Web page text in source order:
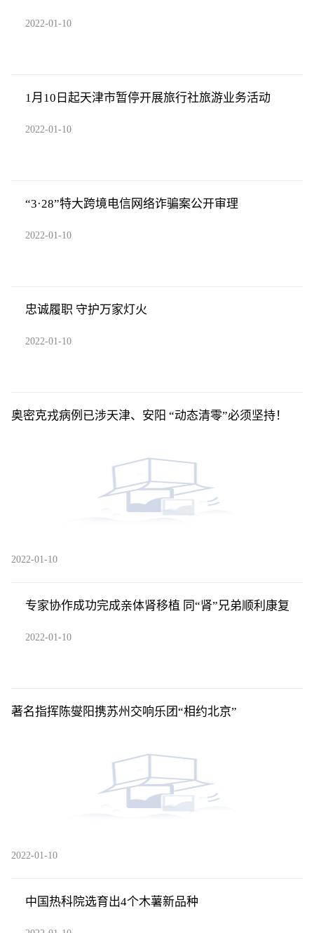
2022-01-10
1月10日起天津市暂停开展旅行社旅游业务活动
2022-01-10
“3·28”特大跨境电信网络诈骗案公开审理
2022-01-10
忠诚履职 守护万家灯火
2022-01-10
奥密克戎病例已涉天津、安阳 “动态清零”必须坚持！
2022-01-10
专家协作成功完成亲体肾移植 同“肾”兄弟顺利康复
2022-01-10
著名指挥陈燮阳携苏州交响乐团“相约北京”
2022-01-10
中国热科院选育出4个木薯新品种